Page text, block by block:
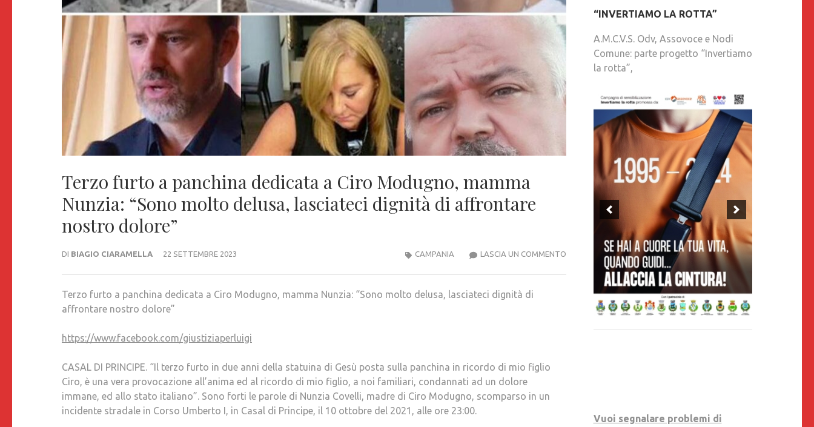
Terzo furto a panchina dedicata a Ciro Modugno, mamma
Nunzia: “Sono molto delusa, lasciateci dignità di affrontare
nostro dolore”
DI BIAGIO CIARAMELLA 22 SETTEMBRE 2023 LASCIA UN COMMENTOTERZO
PANCHINA
DEDICATA
CAMPANIA
Terzo furto a panchina dedicata a Ciro Modugno, mamma Nunzia: “Sono molto delusa, lasciateci dignità di
affrontare nostro dolore”
https://www.facebook.com/giustiziaperluigi
CASAL DI PRINCIPE. “Il terzo furto in due anni della statuina di Gesù posta sulla panchina in ricordo di mio figlio
Ciro, è una vera provocazione all’anima ed al ricordo di mio figlio, a noi familiari, condannati ad un dolore
immane, ed allo stato italiano”. Sono forti le parole di Nunzia Covelli, madre di Ciro Modugno, scomparso in un
incidente stradale in Corso Umberto I, in Casal di Principe, il 10 ottobre del 2021, alle ore 23:00.
“INVERTIAMO LA ROTTA”
A.M.C.V.S. Odv, Assovoce e Nodi
Comune: parte progetto “Invertiamo
la rotta”,
Vuoi segnalare problemi di